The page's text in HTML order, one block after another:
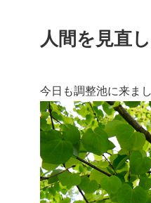
人間を見直
今日も調整池に来ま